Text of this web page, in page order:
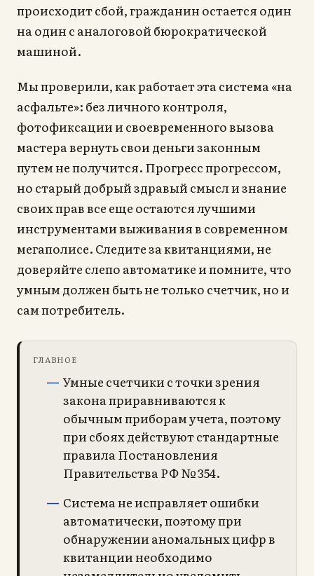
происходит сбой, гражданин остается один
на один с аналоговой бюрократической
машиной.
Мы проверили, как работает эта система «на
асфальте»: без личного контроля,
фотофиксации и своевременного вызова
мастера вернуть свои деньги законным
путем не получится. Прогресс прогрессом,
но старый добрый здравый смысл и знание
своих прав все еще остаются лучшими
инструментами выживания в современном
мегаполисе. Следите за квитанциями, не
доверяйте слепо автоматике и помните, что
умным должен быть не только счетчик, но и
сам потребитель.
ГЛАВНОЕ
Умные счетчики с точки зрения
закона приравниваются к
обычным приборам учета, поэтому
при сбоях действуют стандартные
правила Постановления
Правительства РФ № 354.
Система не исправляет ошибки
автоматически, поэтому при
обнаружении аномальных цифр в
квитанции необходимо